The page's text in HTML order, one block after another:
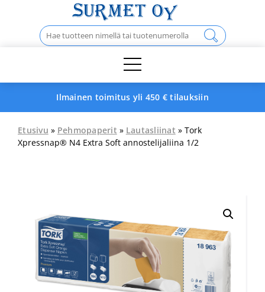
Haku:
Ilmainen toimitus yli 450 € tilauksiin
Etusivu » Pehmopaperit » Lautasliinat » Tork
Xpressnap® N4 Extra Soft annostelijaliina 1/2